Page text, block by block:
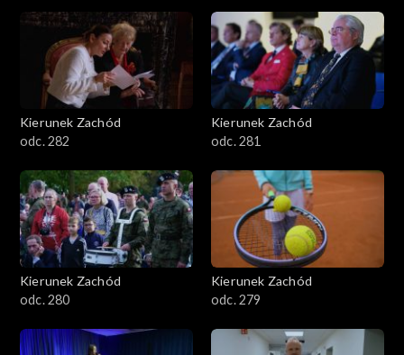
Kierunek Zachód
odc. 282
Kierunek Zachód
odc. 281
Kierunek Zachód
odc. 280
Kierunek Zachód
odc. 279